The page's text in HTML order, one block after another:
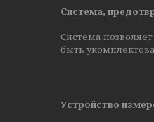
Система,
Система
быть
Устройство